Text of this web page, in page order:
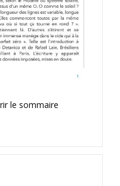
le sommaire